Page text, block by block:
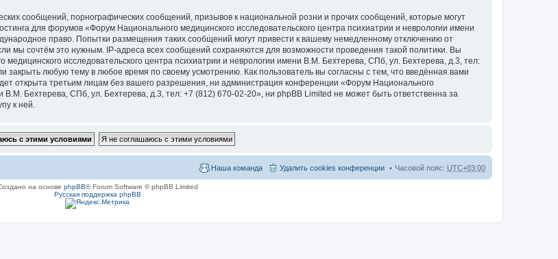
сообщений, порнографических сообщений, призывов к национальной розни и прочих сообщений, которые могут
для форумов «Форум Национального медицинского исследовательского центра психиатрии и неврологии имени
право. Попытки размещения таких сообщений могут привести к вашему немедленному отключению от
мы сочтём это нужным. IP-адреса всех сообщений сохраняются для возможности проведения такой политики. Вы
исследовательского центра психиатрии и неврологии имени В.М. Бехтерева, СПб, ул. Бехтерева, д.3, тел:
закрыть любую тему в любое время по своему усмотрению. Как пользователь вы согласны с тем, что введённая вами
открыта третьим лицам без вашего разрешения, ни администрация конференции «Форум Национального
В.М. Бехтерева, СПб, ул. Бехтерева, д.3, тел: +7 (812) 670-02-20», ни phpBB Limited не может быть ответственна за
к ней.
Часовой пояс: UTC+03:00
Удалить cookies конференции
Наша команда
на основе phpBB® Forum Software © phpBB Limited
Русская поддержка phpBB